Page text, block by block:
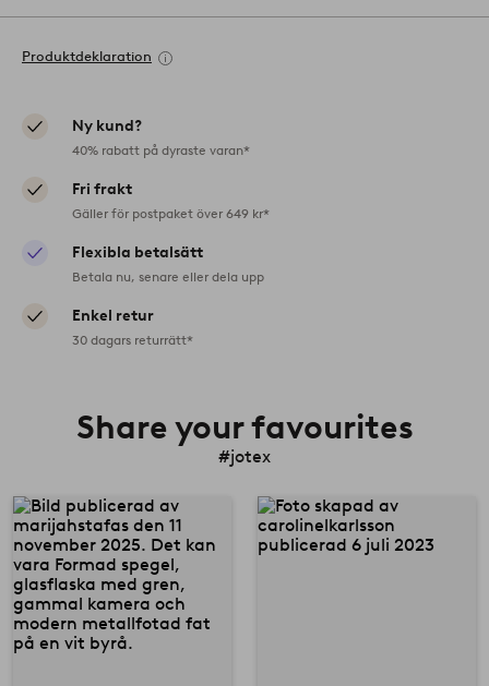
Produktdeklaration
Ny kund?
40% rabatt på dyraste varan*
Fri frakt
Gäller för postpaket över 649 kr*
Flexibla betalsätt
Betala nu, senare eller dela upp
Enkel retur
30 dagars returrätt*
Share your favourites
#jotex